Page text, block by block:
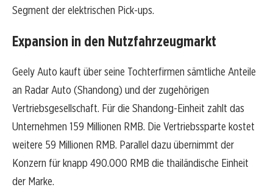
Segment der elektrischen Pick-ups.
Expansion in den Nutzfahrzeugmarkt
Geely Auto kauft über seine Tochterfirmen sämtliche Anteile
an Radar Auto (Shandong) und der zugehörigen
Vertriebsgesellschaft. Für die Shandong-Einheit zahlt das
Unternehmen 159 Millionen RMB. Die Vertriebssparte kostet
weitere 59 Millionen RMB. Parallel dazu übernimmt der
Konzern für knapp 490.000 RMB die thailändische Einheit
der Marke.